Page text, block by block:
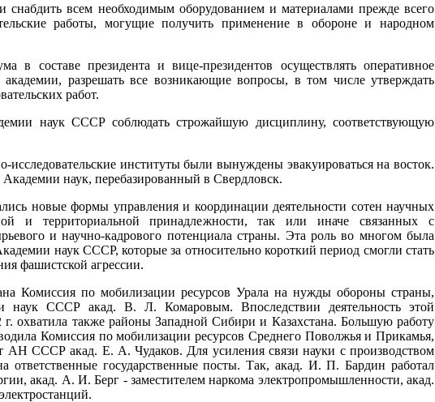
всем необходимым оборудованием и материалами прежде всего
работы, могущие получить применение в обороне и народном
в составе президента и вице-президентов осуществлять оперативное
академии, разрешать все возникающие вопросы, в том числе утверждать
работ.
наук СССР соблюдать строжайшую дисциплину, соответствующую
институты были вынуждены эвакуироваться на восток.
наук, перебазированный в Свердловск.
новые формы управления и координации деятельности сотен научных
и территориальной принадлежности, так или иначе связанных с
и научно-кадрового потенциала страны. Эта роль во многом была
наук СССР, которые за относительно короткий период смогли стать
фашистской агрессии.
Комиссия по мобилизации ресурсов Урала на нужды обороны страны,
наук СССР акад. В. Л. Комаровым. Впоследствии деятельность этой
охватила также районы Западной Сибири и Казахстана. Большую работу
Комиссия по мобилизации ресурсов Среднего Поволжья и Прикамья,
АН СССР акад. Е. А. Чудаков. Для усиления связи науки с производством
государственные посты. Так, акад. И. П. Бардин работал
акад. А. И. Берг - заместителем наркома электропромышленности, акад.